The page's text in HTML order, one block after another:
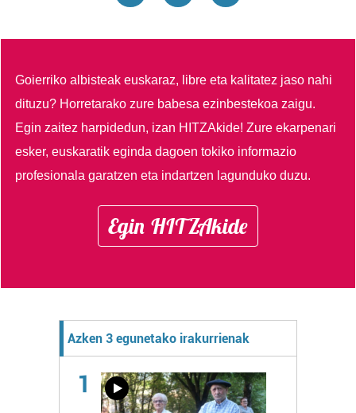
Goierriko albisteak euskaraz, libre eta kalitatez jaso nahi
dituzu? Horretarako zure babesa ezinbestekoa zaigu.
Egin zaitez harpidedun, izan HITZAkide!Zure ekarpenari
esker, euskaratik eginda dagoen tokiko informazio
profesionala garatzen eta indartzen lagunduko duzu.
Egin HITZAkide
Azken 3 egunetako irakurrienak
1